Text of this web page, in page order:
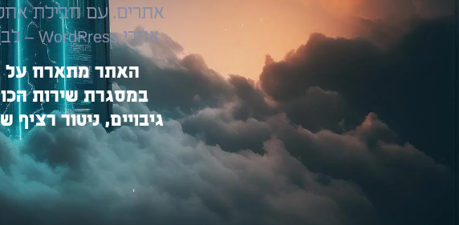
אתרים. עם חבילת
אתרי WordPress – לביצועים מהירים, אבטחה גבוהה וזמינות מלאה.
האתר מתארח על
במסגרת שירות
גיבויים, ניטור